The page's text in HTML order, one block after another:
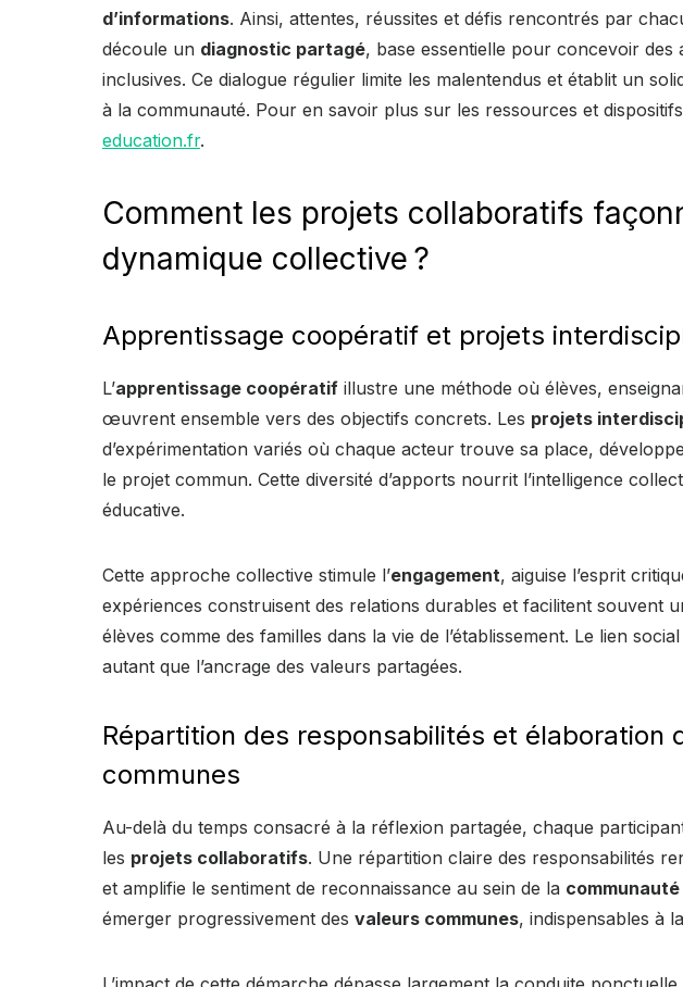
d’informations. Ainsi, attentes, réussites et défis rencontrés par
découle un diagnostic partagé, base essentielle pour concevoir des
inclusives. Ce dialogue régulier limite les malentendus et établit un
à la communauté. Pour en savoir plus sur les ressources et
education.fr.
Comment les projets collaboratifs
dynamique collective ?
Apprentissage coopératif et projets
L’apprentissage coopératif illustre une méthode où élèves,
œuvrent ensemble vers des objectifs concrets. Les projets
d’expérimentation variés où chaque acteur trouve sa place,
le projet commun. Cette diversité d’apports nourrit l’intelligence
éducative.
Cette approche collective stimule l’engagement, aiguise l’esprit
expériences construisent des relations durables et facilitent souvent
élèves comme des familles dans la vie de l’établissement. Le lien
autant que l’ancrage des valeurs partagées.
Répartition des responsabilités et élaboration
communes
Au-delà du temps consacré à la réflexion partagée, chaque
les projets collaboratifs. Une répartition claire des responsabilités
et amplifie le sentiment de reconnaissance au sein de la
émerger progressivement des valeurs communes, indispensables à